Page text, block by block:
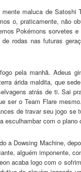
maluca de
o, praticamente, não
Pokémons sorvetes
de rodas nas futuras
pela manhã. Adeus
árida maldita, que
atrás de ti. Sai
ser o Team Flare
de travar seu jogo
esculhambar com o
a Dowsing Machine,
alguém imponente,
acaba logo com o